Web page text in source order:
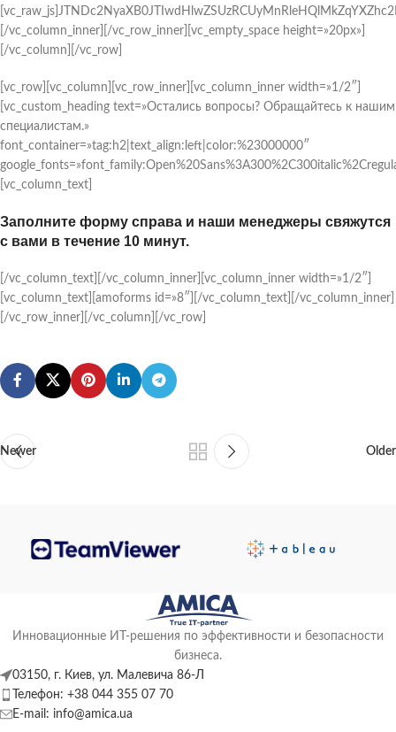
[/vc_column_inner][/vc_row_inner][vc_empty_space height=»20px»]
[/vc_column][/vc_row]
[vc_row][vc_column][vc_row_inner][vc_column_inner width=»1/2″]
[vc_custom_heading text=»Остались вопросы? Обращайтесь к нашим
специалистам.»
font_container=»tag:h2|text_align:left|color:%23000000″
[vc_column_text]
Заполните форму справа и наши менеджеры свяжутся
с вами в течение 10 минут.
[/vc_column_text][/vc_column_inner][vc_column_inner width=»1/2″]
[vc_column_text][amoforms id=»8″][/vc_column_text][/vc_column_inner]
[/vc_row_inner][/vc_column][/vc_row]
Newer Older
Инновационные ИТ-решения по эффективности и безопасности
бизнеса.
03150, г. Киев, ул. Малевича 86-Л
Телефон: +38 044 355 07 70
E-mail: info@amica.ua